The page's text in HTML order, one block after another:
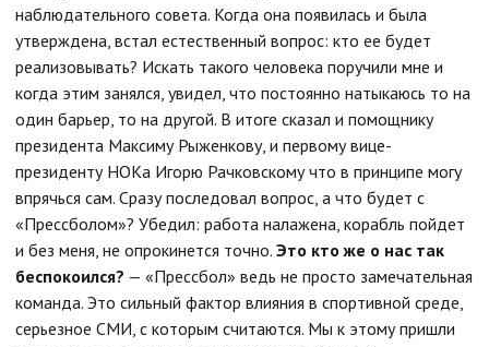
наблюдательного совета. Когда она появилась и была
утверждена, встал естественный вопрос: кто ее будет
реализовывать? Искать такого человека поручили мне и
когда этим занялся, увидел, что постоянно натыкаюсь то на
один барьер, то на другой. В итоге сказал и помощнику
президента Максиму Рыженкову, и первому вице-
президенту НОКа Игорю Рачковскому что в принципе могу
впрячься сам. Сразу последовал вопрос, а что будет с
«Прессболом»? Убедил: работа налажена, корабль пойдет
и без меня, не опрокинется точно. Это кто же о нас так
беспокоился? — «Прессбол» ведь не просто замечательная
команда. Это сильный фактор влияния в спортивной среде,
серьезное СМИ, с которым считаются. Мы к этому пришли